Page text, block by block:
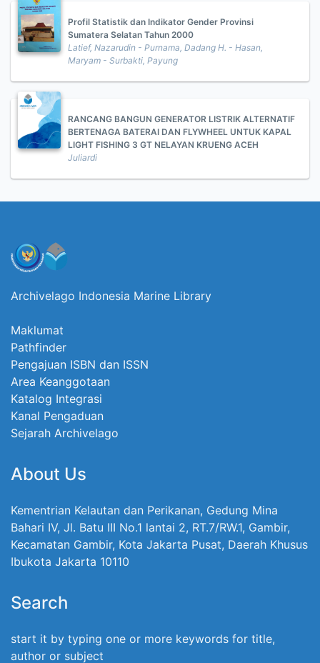
Profil Statistik dan Indikator Gender Provinsi
Sumatera Selatan Tahun 2000
Latief, Nazarudin - Purnama, Dadang H. - Hasan,
Maryam - Surbakti, Payung
RANCANG BANGUN GENERATOR LISTRIK ALTERNATIF
BERTENAGA BATERAI DAN FLYWHEEL UNTUK KAPAL
LIGHT FISHING 3 GT NELAYAN KRUENG ACEH
Juliardi
Archivelago Indonesia Marine Library
Maklumat
Pathfinder
Pengajuan ISBN dan ISSN
Area Keanggotaan
Katalog Integrasi
Kanal Pengaduan
Sejarah Archivelago
About Us
Kementrian Kelautan dan Perikanan, Gedung Mina
Bahari IV, Jl. Batu III No.1 lantai 2, RT.7/RW.1, Gambir,
Kecamatan Gambir, Kota Jakarta Pusat, Daerah Khusus
Ibukota Jakarta 10110
Search
start it by typing one or more keywords for title,
author or subject